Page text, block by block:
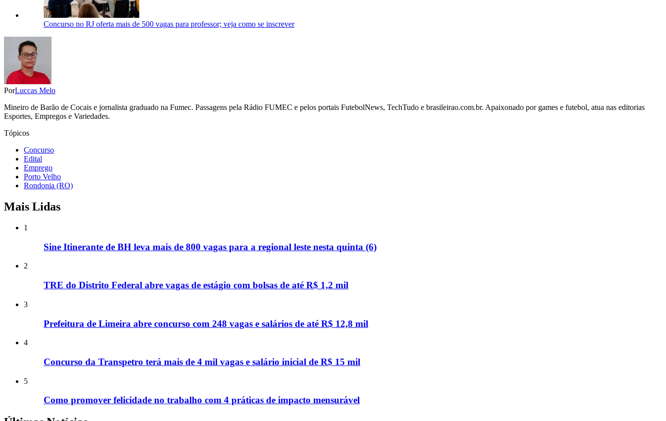
Concurso no RJ oferta mais de 500 vagas para professor; veja como se inscrever
PorLuccas Melo
Mineiro de Barão de Cocais e jornalista graduado na Fumec. Passagens pela Rádio FUMEC e pelos portais FutebolNews, TechTudo e brasileirao.com.br. Apaixonado por games e futebol, atua nas editorias
Esportes, Empregos e Variedades.
Tópicos
Concurso
Edital
Emprego
Porto Velho
Rondonia (RO)
Mais Lidas
1
Sine Itinerante de BH leva mais de 800 vagas para a regional leste nesta quinta (6)
2
TRE do Distrito Federal abre vagas de estágio com bolsas de até R$ 1,2 mil
3
Prefeitura de Limeira abre concurso com 248 vagas e salários de até R$ 12,8 mil
4
Concurso da Transpetro terá mais de 4 mil vagas e salário inicial de R$ 15 mil
5
Como promover felicidade no trabalho com 4 práticas de impacto mensurável